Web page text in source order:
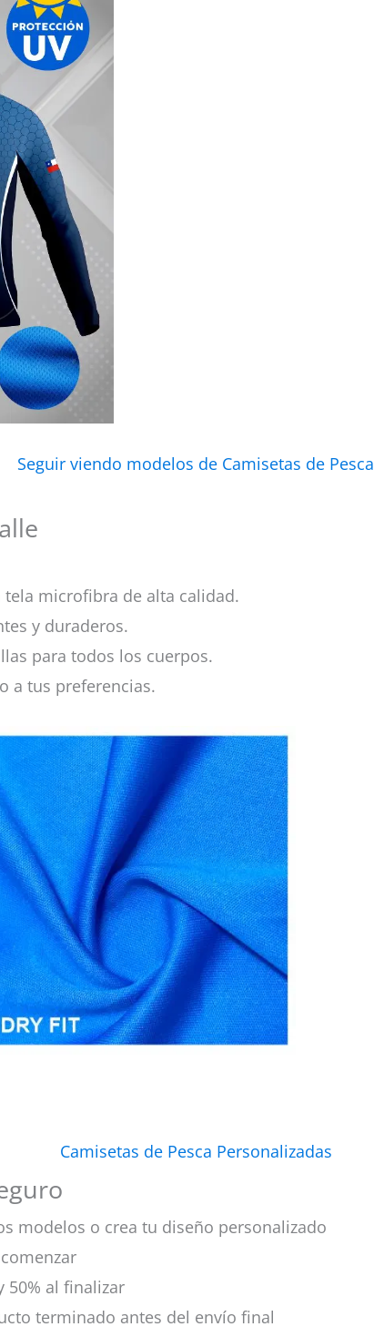
Seguir viendo modelos de Camisetas de Pesca
tela microfibra de alta calidad.
y duraderos.
para todos los cuerpos.
a tus preferencias.
Camisetas de Pesca Personalizadas
modelos o crea tu diseño personalizado
50% al finalizar
terminado antes del envío final